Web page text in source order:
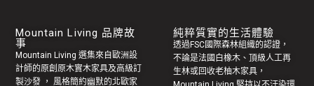
Mountain Living 品牌故
事
Mountain Living 選集來自歐洲設
計師的原創 原木實木家具及高級訂
製沙發 ， 風格簡約幽默的北歐家
純粹質實的生活體驗
透過FSC國際森林組織的認證，
不論是法國白橡木、頂級人工再
生林或回收老柚木家具 ，